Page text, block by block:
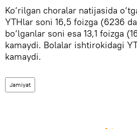
Ko‘rilgan choralar natijasida
YTHlar soni 16,5 foizga (6236
bo‘lganlar soni esa 13,1 foizga
kamaydi. Bolalar ishtirokidagi
kamaydi.
Jamiyat